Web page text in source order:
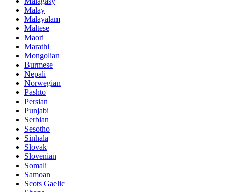
Malay
Malayalam
Maltese
Maori
Marathi
Mongolian
Burmese
Nepali
Norwegian
Pashto
Persian
Punjabi
Serbian
Sesotho
Sinhala
Slovak
Slovenian
Somali
Samoan
Scots Gaelic